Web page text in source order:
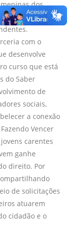
dos
resultado
com o
desenvolve
curso que está
do Saber
de
sociais,
a conexão
Vencer
carentes
ganhe
direito. Por
de solicitações
atuarem
cidadão e o